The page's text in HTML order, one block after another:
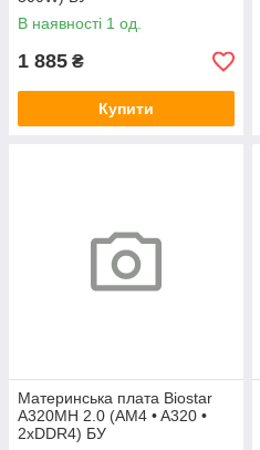
В наявності 1 од.
1 885 ₴
Купити
Материнська плата Biostar
A320MH 2.0 (AM4 • A320 •
2xDDR4) БУ